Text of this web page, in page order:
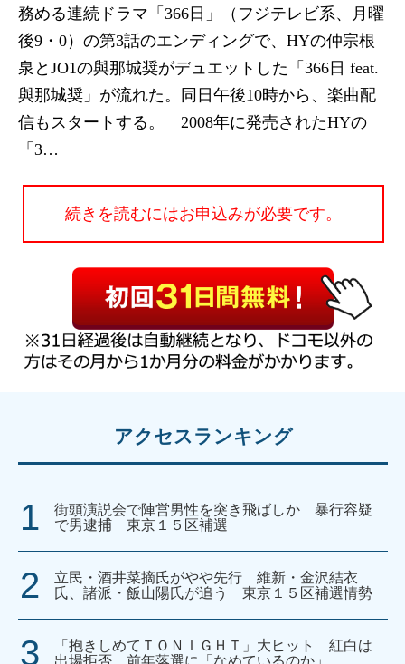
務める連続ドラマ「366日」（フジテレビ系、月曜
後9・0）の第3話のエンディングで、HYの仲宗根
泉とJO1の與那城奨がデュエットした「366日 feat.
與那城奨」が流れた。同日午後10時から、楽曲配
信もスタートする。 2008年に発売されたHYの
「3…
続きを読むにはお申込みが必要です。
アクセスランキング
街頭演説会で陣営男性を突き飛ばしか 暴行容疑
で男逮捕 東京１５区補選
立民・酒井菜摘氏がやや先行 維新・金沢結衣
氏、諸派・飯山陽氏が追う 東京１５区補選情勢
「抱きしめてＴＯＮＩＧＨＴ」大ヒット 紅白は